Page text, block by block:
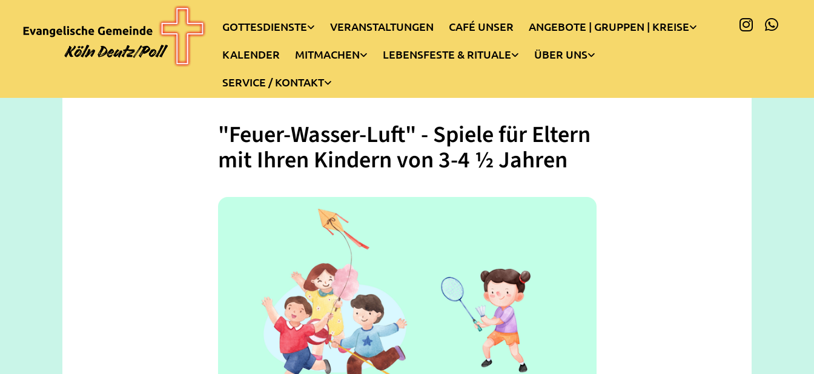
GOTTESDIENSTE VERANSTALTUNGEN CAFÉ UNSER
ANGEBOTE | GRUPPEN | KREISE
KALENDER
MITMACHEN LEBENSFESTE & RITUALE
ÜBER UNS
SERVICE / KONTAKT
"Feuer-Wasser-Luft" - Spiele für Eltern
mit Ihren Kindern von 3-4 ½ Jahren